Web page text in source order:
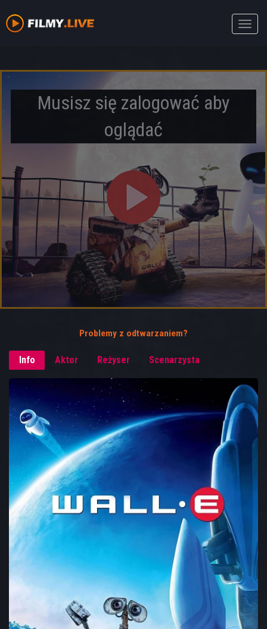
Toggle
Musisz się zalogować aby
oglądać
Problemy z odtwarzaniem?
Info Aktor Reżyser Scenarzysta